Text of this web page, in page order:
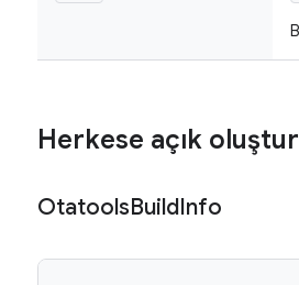
Herkese açık
OtatoolsBuildInfo